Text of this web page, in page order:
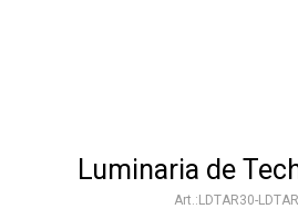
Luminaria de
LDTAR30-